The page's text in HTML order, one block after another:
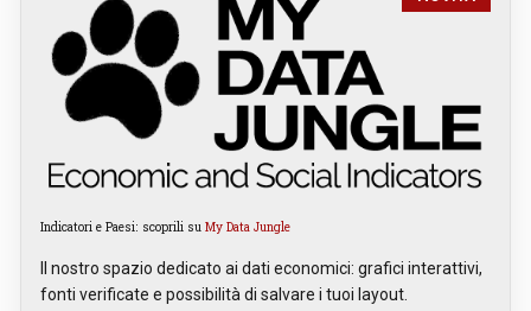
Indicatori e Paesi: scoprili su My Data Jungle
Il nostro spazio dedicato ai dati economici: grafici interattivi,
fonti verificate e possibilità di salvare i tuoi layout.